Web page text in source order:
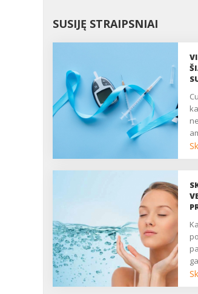
SUSIJĘ STRAIPSNIAI
Cukrinis diabetas, daug
–
kai buvau mokinė, kaskart